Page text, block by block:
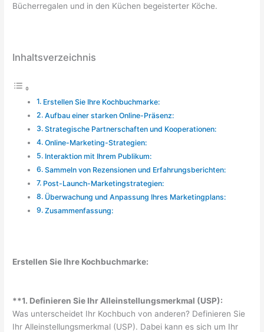
Bücherregalen und in den Küchen begeisterter Köche.
Inhaltsverzeichnis
Erstellen Sie Ihre Kochbuchmarke:
Aufbau einer starken Online-Präsenz:
Strategische Partnerschaften und Kooperationen:
Online-Marketing-Strategien:
Interaktion mit Ihrem Publikum:
Sammeln von Rezensionen und Erfahrungsberichten:
Post-Launch-Marketingstrategien:
Überwachung und Anpassung Ihres Marketingplans:
Zusammenfassung:
Erstellen Sie Ihre Kochbuchmarke:
**1. Definieren Sie Ihr Alleinstellungsmerkmal (USP):
Was unterscheidet Ihr Kochbuch von anderen? Definieren Sie
Ihr Alleinstellungsmerkmal (USP). Dabei kann es sich um Ihr